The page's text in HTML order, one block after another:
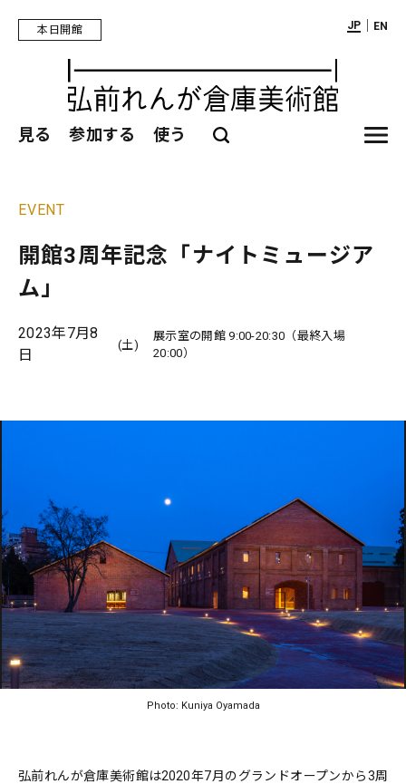
本日開館 JP｜ EN
見る 参加する 使う
EVENT
開館3周年記念「ナイトミュージア
ム」
2023年7月8
日
(土)
展示室の開館 9:00-20:30（最終入場
20:00）
Photo: Kuniya Oyamada
弘前れんが倉庫美術館は2020年7月のグランドオープンから3周